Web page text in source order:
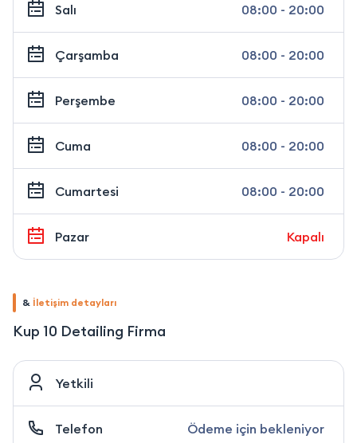
Salı 08:00 - 20:00
Çarşamba 08:00 - 20:00
Perşembe 08:00 - 20:00
Cuma 08:00 - 20:00
Cumartesi 08:00 - 20:00
Pazar Kapalı
& İletişim detayları
Kup 10 Detailing Firma
Yetkili
Telefon Ödeme için bekleniyor